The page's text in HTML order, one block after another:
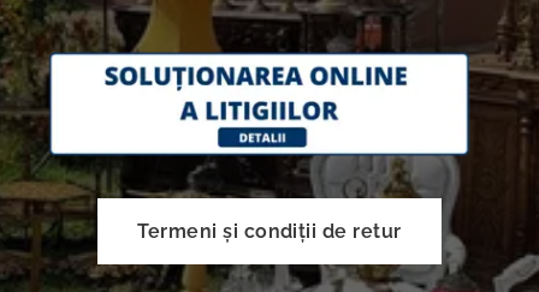
Termeni și condiții de retur